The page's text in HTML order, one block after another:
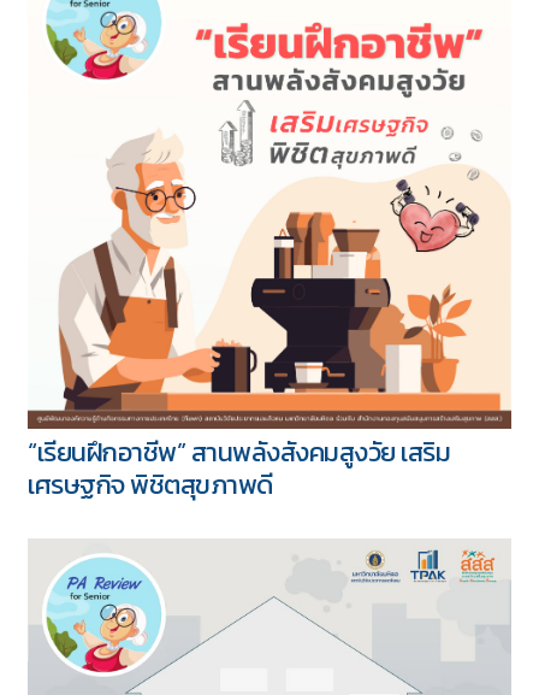
“เรียนฝึกอาชีพ” สานพลังสังคมสูงวัย เสริม
เศรษฐกิจ พิชิตสุขภาพดี